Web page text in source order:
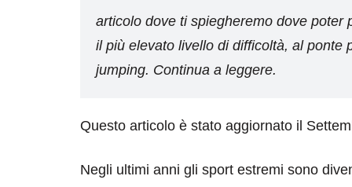
articolo dove ti spiegheremo dove poter
il più elevato livello di difficoltà, al ponte
jumping. Continua a leggere.
Questo articolo è stato aggiornato il
Negli ultimi anni gli sport estremi sono